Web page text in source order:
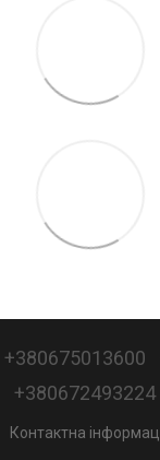
+380675013600
+380672493224
Контактна